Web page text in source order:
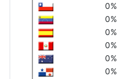
0%
0%
0%
0%
0%
0%